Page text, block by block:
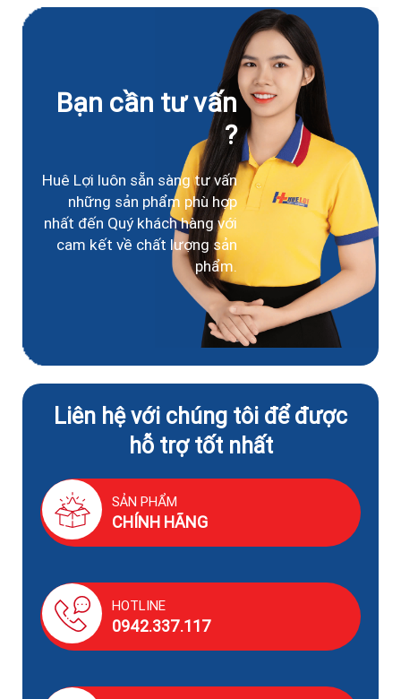
Bạn cần tư vấn
?
Huê Lợi luôn sẵn sàng tư vấn
những sản phẩm phù hợp
nhất đến Quý khách hàng với
cam kết về chất lượng sản
phẩm.
Liên hệ với chúng tôi để được
hỗ trợ tốt nhất
SẢN PHẨM
CHÍNH HÃNG
HOTLINE
0942.337.117